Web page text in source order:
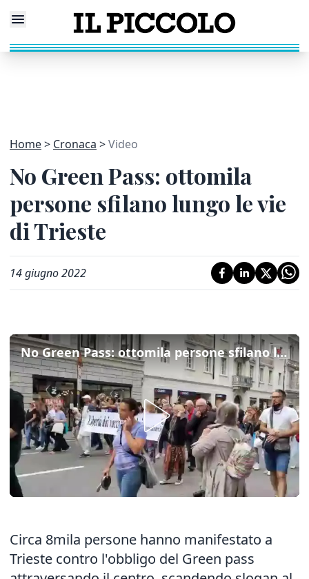
Home Cronaca Video
No Green Pass: ottomila
persone sfilano lungo le vie
di Trieste
14 giugno 2022
No Green Pass: ottomila persone sfilano lungo le vie di Trieste
Circa 8mila persone hanno manifestato a
Trieste contro l'obbligo del Green pass